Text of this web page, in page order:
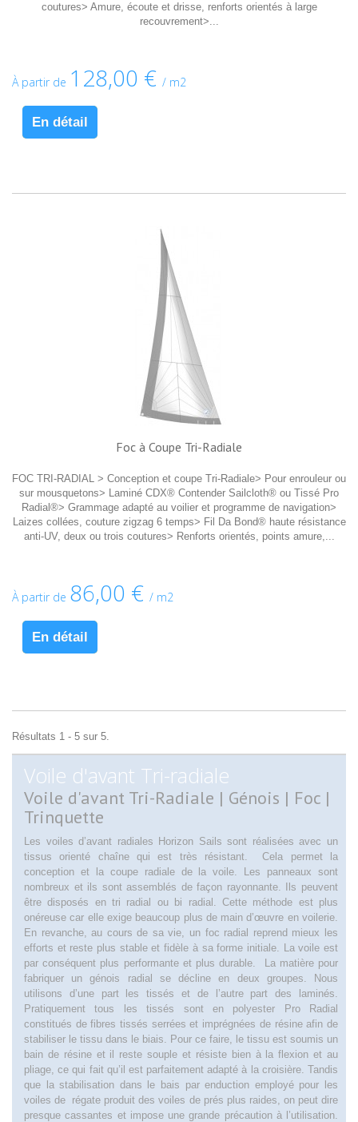
coutures> Amure, écoute et drisse, renforts orientés à large
recouvrement>...
À partir de 128,00 € / m2
En détail
Foc à Coupe Tri-Radiale
FOC TRI-RADIAL > Conception et coupe Tri-Radiale> Pour enrouleur ou
sur mousquetons> Laminé CDX® Contender Sailcloth® ou Tissé Pro
Radial®> Grammage adapté au voilier et programme de navigation>
Laizes collées, couture zigzag 6 temps> Fil Da Bond® haute résistance
anti-UV, deux ou trois coutures> Renforts orientés, points amure,...
À partir de 86,00 € / m2
En détail
Résultats 1 - 5 sur 5.
Voile d'avant Tri-radiale
Voile d'avant Tri-Radiale | Génois | Foc |
Trinquette
Les voiles d’avant radiales Horizon Sails sont réalisées avec un
tissus orienté chaîne qui est très résistant. Cela permet la
conception et la coupe radiale de la voile. Les panneaux sont
nombreux et ils sont assemblés de façon rayonnante. Ils peuvent
être disposés en tri radial ou bi radial. Cette méthode est plus
onéreuse car elle exige beaucoup plus de main d’œuvre en voilerie.
En revanche, au cours de sa vie, un foc radial reprend mieux les
efforts et reste plus stable et fidèle à sa forme initiale. La voile est
par conséquent plus performante et plus durable. La matière pour
fabriquer un génois radial se décline en deux groupes. Nous
utilisons d’une part les tissés et de l’autre part des laminés.
Pratiquement tous les tissés sont en polyester Pro Radial
constitués de fibres tissés serrées et imprégnées de résine afin de
stabiliser le tissu dans le biais. Pour ce faire, le tissu est soumis un
bain de résine et il reste souple et résiste bien à la flexion et au
pliage, ce qui fait qu’il est parfaitement adapté à la croisière. Tandis
que la stabilisation dans le bais par enduction employé pour les
voiles de régate produit des voiles de prés plus raides, on peut dire
presque cassantes et impose une grande précaution à l’utilisation.